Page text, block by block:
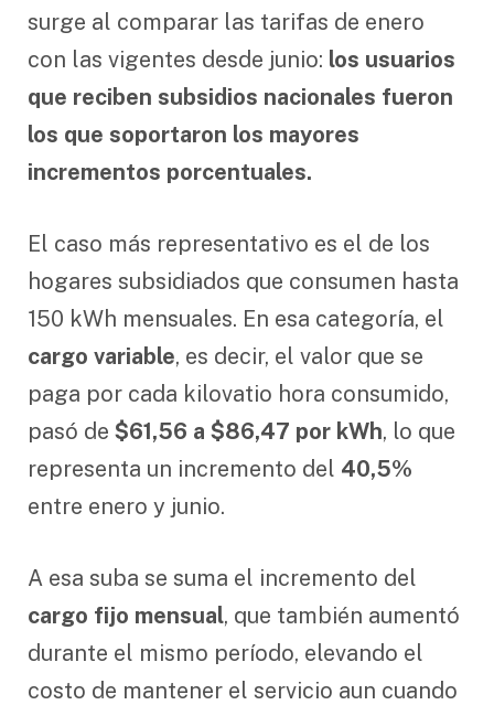
surge al comparar las tarifas de enero
con las vigentes desde junio: los usuarios
que reciben subsidios nacionales fueron
los que soportaron los mayores
incrementos porcentuales.
El caso más representativo es el de los
hogares subsidiados que consumen hasta
150 kWh mensuales. En esa categoría, el
cargo variable, es decir, el valor que se
paga por cada kilovatio hora consumido,
pasó de $61,56 a $86,47 por kWh, lo que
representa un incremento del 40,5%
entre enero y junio.
A esa suba se suma el incremento del
cargo fijo mensual, que también aumentó
durante el mismo período, elevando el
costo de mantener el servicio aun cuando